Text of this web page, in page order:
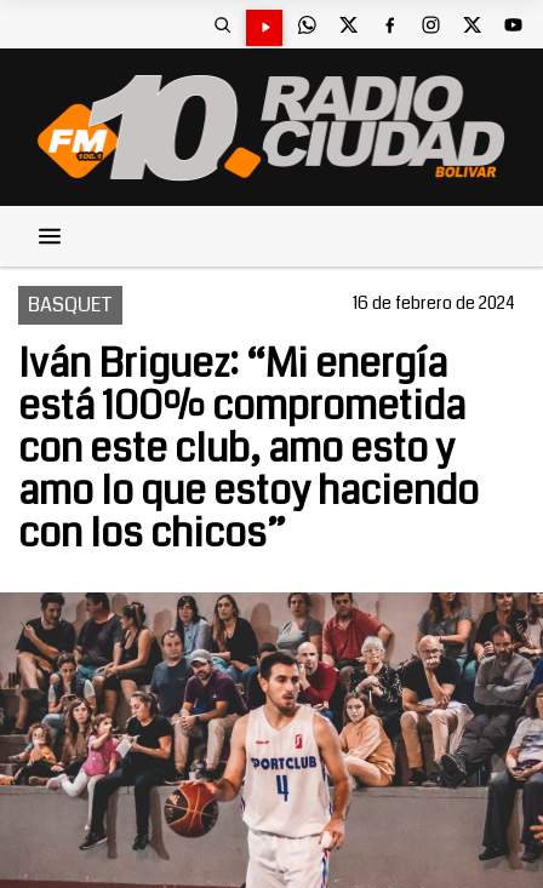
BASQUET 16 de febrero de 2024
Iván Briguez: “Mi energía
está 100% comprometida
con este club, amo esto y
amo lo que estoy haciendo
con los chicos”